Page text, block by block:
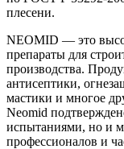
плесени.
NEOMID — это
препараты для
производства.
антисептики,
мастики и многое
Neomid
испытаниями, но и
профессионалов и